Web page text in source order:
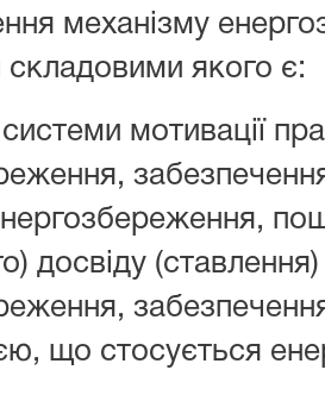
механізму
якого є:
мотивації
досвіду
забезпечення
що стосується